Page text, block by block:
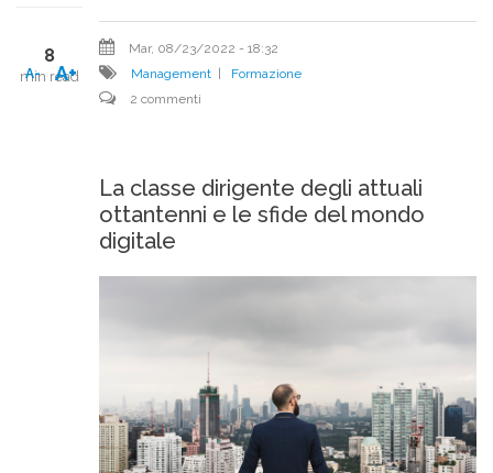
8
min read
A- A+
Mar, 08/23/2022 - 18:32
Management
Formazione
2 commenti
La classe dirigente degli attuali
ottantenni e le sfide del mondo
digitale